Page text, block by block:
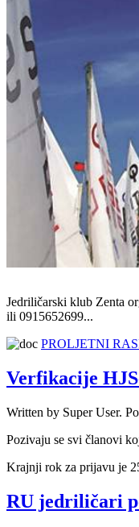
Jedriličarski klub Zenta
ili 0915652699...
PROLJETNI
Verfikacije
Written by Super User.
Pozivaju se svi članovi
Krajnji rok za prijavu je
RU jedriličari